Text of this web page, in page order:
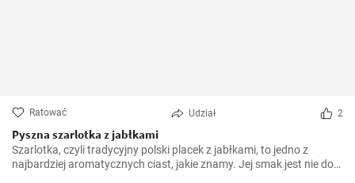
Ratować Udział 2
Pyszna szarlotka z jabłkami
Szarlotka, czyli tradycyjny polski placek z jabłkami, to jedno z
najbardziej aromatycznych ciast, jakie znamy. Jej smak jest nie do